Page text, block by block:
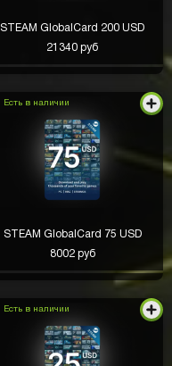
STEAM GlobalCard 200 USD
21340 руб
Есть в наличии
STEAM GlobalCard 75 USD
8002 руб
Есть в наличии